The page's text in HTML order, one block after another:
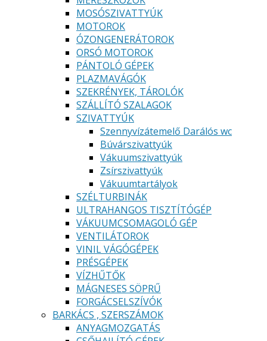
MOSÓSZIVATTYÚK
MOTOROK
ÓZONGENERÁTOROK
ORSÓ MOTOROK
PÁNTOLÓ GÉPEK
PLAZMAVÁGÓK
SZEKRÉNYEK, TÁROLÓK
SZÁLLÍTÓ SZALAGOK
SZIVATTYÚK
Szennyvízátemelő Darálós wc
Búvárszivattyúk
Vákuumszivattyúk
Zsírszivattyúk
Vákuumtartályok
SZÉLTURBINÁK
ULTRAHANGOS TISZTÍTÓGÉP
VÁKUUMCSOMAGOLÓ GÉP
VENTILÁTOROK
VINIL VÁGÓGÉPEK
PRÉSGÉPEK
VÍZHŰTŐK
MÁGNESES SÖPRŰ
FORGÁCSELSZÍVÓK
BARKÁCS , SZERSZÁMOK
ANYAGMOZGATÁS